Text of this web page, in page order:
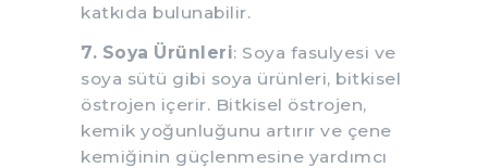
katkıda bulunabilir.
7. Soya Ürünleri: Soya fasulyesi ve
soya sütü gibi soya ürünleri, bitkisel
östrojen içerir. Bitkisel östrojen,
kemik yoğunluğunu artırır ve çene
kemiğinin güçlenmesine yardımcı